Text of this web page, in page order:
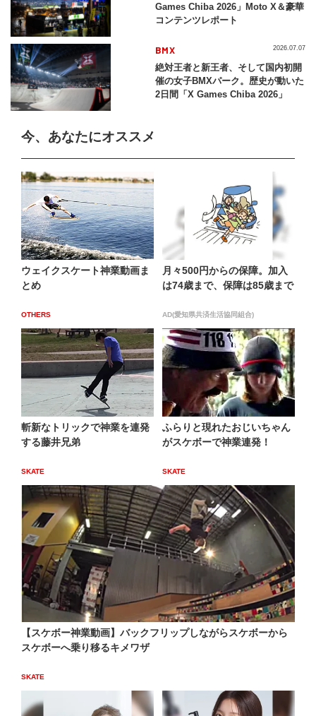
Games Chiba 2026」Moto X＆豪華
コンテンツレポート
BMX
絶対王者と新王者、そして国内初開
催の女子BMXパーク。歴史が動いた
2日間「X Games Chiba 2026」
2026.07.07
今、あなたにオススメ
ウェイクスケート神業動画ま
とめ
OTHERS
月々500円からの保障。加入
は74歳まで、保障は85歳まで
AD(愛知県共済生活協同組合)
斬新なトリックで神業を連発
する藤井兄弟
SKATE
ふらりと現れたおじいちゃん
がスケボーで神業連発！
SKATE
【スケボー神業動画】バックフリップしながらスケボーから
スケボーへ乗り移るキメワザ
SKATE